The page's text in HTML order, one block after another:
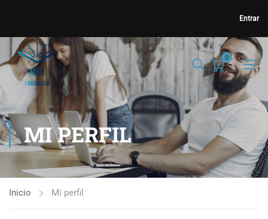
Entrar
0
MI PERFIL
Inicio Mi perfil